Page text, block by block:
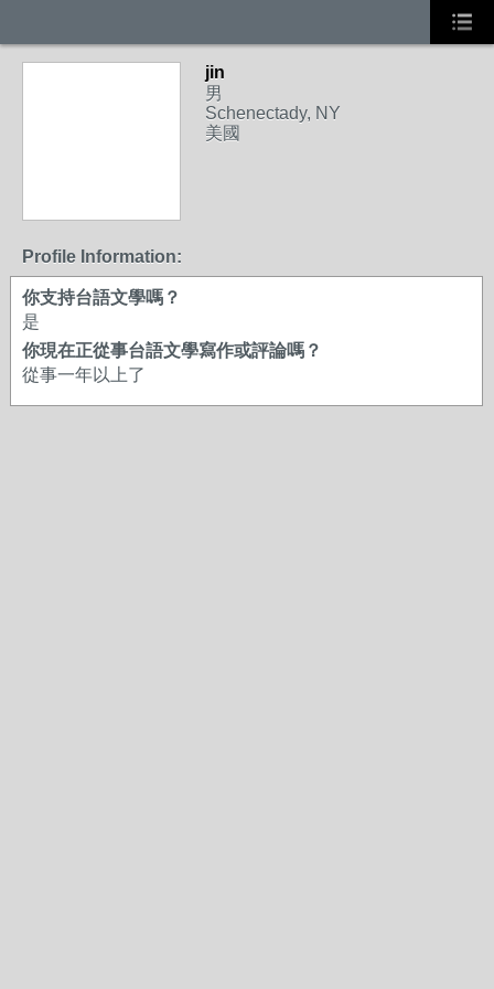
jin
男
Schenectady, NY
美國
Profile Information:
你支持台語文學嗎？
是
你現在正從事台語文學寫作或評論嗎？
從事一年以上了